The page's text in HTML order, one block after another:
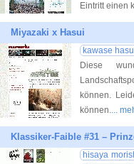
Eintritt einen
Miyazaki x Hasui
kawase
Diese
können.
können....
Klassiker-Faible #31 –
hisaya